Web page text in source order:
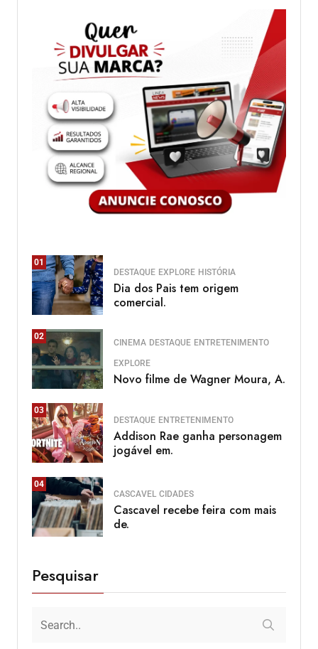
01
DESTAQUE EXPLORE HISTÓRIA
Dia dos Pais tem origem
comercial.
02
CINEMA DESTAQUE ENTRETENIMENTO
EXPLORE
Novo filme de Wagner Moura, A.
03
DESTAQUE ENTRETENIMENTO
Addison Rae ganha personagem
jogável em.
04
CASCAVEL CIDADES
Cascavel recebe feira com mais
de.
Pesquisar